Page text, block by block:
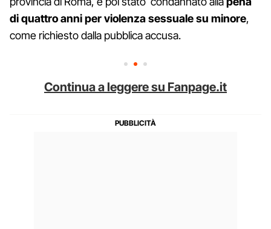
di quattro anni per violenza sessuale su minore,
come richiesto dalla pubblica accusa.
Continua a leggere su Fanpage.it